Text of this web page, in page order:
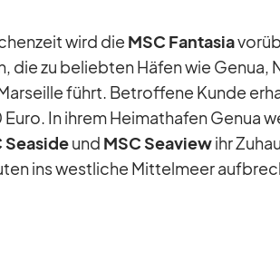
wird die MSC Fan­ta­sia
die zu be­lieb­ten Hä­fen wie Ge­nua,
führt. Be­trof­fene Kunde
Euro. In ih­rem Hei­mat­ha­fen Ge­nua
Sea­sideund MSC Sea­viewihr
ins west­li­che Mit­tel­meer